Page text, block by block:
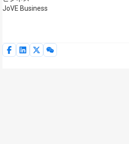
JoVE Business